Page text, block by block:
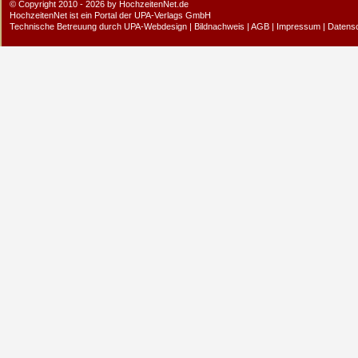
© Copyright 2010 - 2026 by HochzeitenNet.de
HochzeitenNet ist ein Portal der UPA-Verlags GmbH
Technische Betreuung durch UPA-Webdesign | Bildnachweis | AGB | Impressum |